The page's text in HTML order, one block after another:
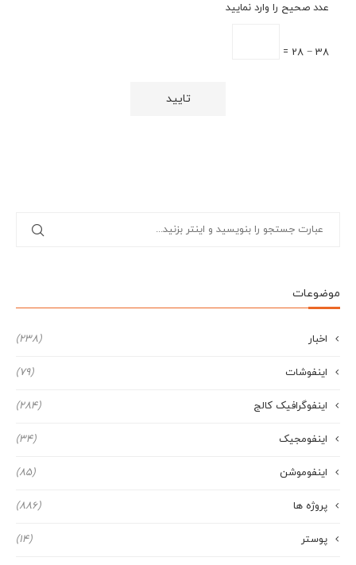
عدد صحیح را وارد نمایید
38 − 28 =
موضوعات
اخبار (238)
اینفوشات (79)
اینفوگرافیک کالج (284)
اینفومجیک (34)
اینفوموشن (85)
پروژه ها (886)
پوستر (14)